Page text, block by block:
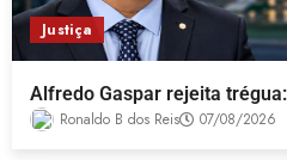
Justiça
Alfredo Gaspar rejeita
Ronaldo B dos Reis 07/08/2026